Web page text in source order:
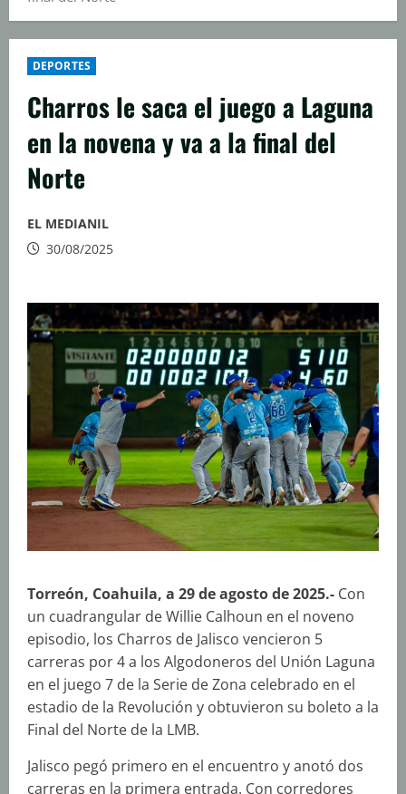
DEPORTES
Charros le saca el juego a Laguna
en la novena y va a la final del
Norte
EL MEDIANIL
30/08/2025
Torreón, Coahuila, a 29 de agosto de 2025.- Con
un cuadrangular de Willie Calhoun en el noveno
episodio, los Charros de Jalisco vencieron 5
carreras por 4 a los Algodoneros del Unión Laguna
en el juego 7 de la Serie de Zona celebrado en el
estadio de la Revolución y obtuvieron su boleto a la
Final del Norte de la LMB.
Jalisco pegó primero en el encuentro y anotó dos
carreras en la primera entrada. Con corredores